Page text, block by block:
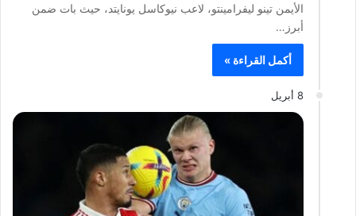
الأيمن تينو ليفرامينتو، لاعب نيوكاسل يونايتد، حيث بات ضمن
أبرز…
أكمل القراءة »
8 أبريل